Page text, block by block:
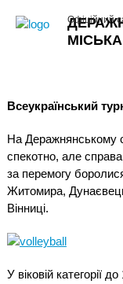
Офіційний
+
Всеукраїнський
На Деражнянському
спекотно, але
за перемогу
Житомира,
Вінниці.
У віковій категорії